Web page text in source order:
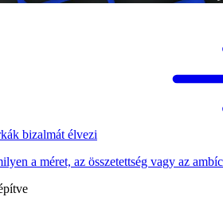
bizalmát élvezi
a méret, az összetettség vagy az